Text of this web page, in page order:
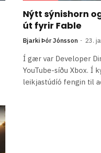
Nýtt sýnishorn
út fyrir Fable
Bjarki Þór Jónsson 23.
Í gær var Developer
YouTube-síðu Xbox. Í
leikjastúdíó fengin til